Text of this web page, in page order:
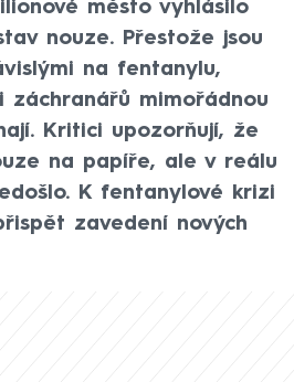
město vyhlásilo
nouze. Přestože jsou
na fentanylu,
záchranářů mimořádnou
Kritici upozorňují, že
na papíře, ale v reálu
K fentanylové krizi
zavedení nových